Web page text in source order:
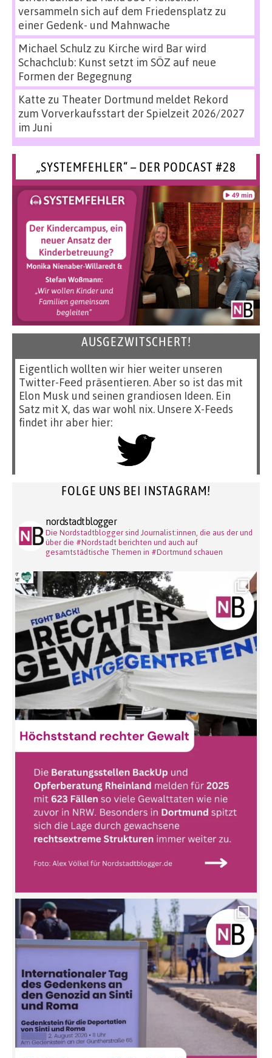
versammeln sich auf dem Friedensplatz zu
einer Gedenk- und Mahnwache
Michael Schulz zu Kirche wird Bar wird
Schachclub: Kunst setzt im SÖZ auf neue
Formen der Begegnung
Katte zu Theater Dortmund meldet Rekord
zum Vorverkaufsstart der Spielzeit 2026/2027
im Juni
„SYSTEMFEHLER“ – DER PODCAST #28
AUSGEZWITSCHERT!
Eigentlich wollten wir hier weiter unseren
Twitter-Feed präsentieren. Aber so ist das mit
Elon Musk und seinen grandiosen Ideen. Ein
Satz mit X, das war wohl nix. Unsere X-Feeds
findet ihr aber hier:
FOLGE UNS BEI INSTAGRAM!
nordstadtblogger
Die Nordstadtblogger sind Journalist:innen, die aus der und
über die #Nordstadt berichten und auch auf
gesamtstädtische Themen in #Dortmund schauen